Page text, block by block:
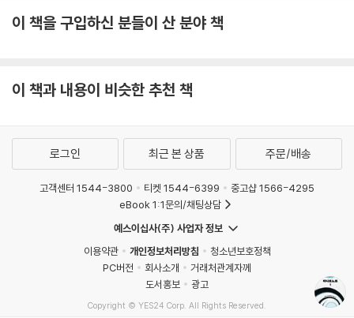
이 책을 구입하신 분들이 산 분야 책
이 책과 내용이 비슷한 추천 책
로그인 최근 본 상품 주문/배송
고객센터 1544-3800 티켓 1544-6399
중고샵 1566-4295
eBook 1:1문의/채팅상담
예스이십사(주) 사업자 정보
이용약관
개인정보처리방침
청소년보호정책
PC버전
회사소개
거래처관계자께
도서홍보
광고
Copyright © YES24 Corp. All Rights Reserved.